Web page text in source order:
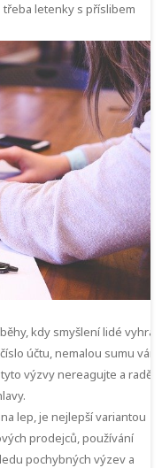
letenky s příslibem
kdy smyšlení lidé vyhrají
účtu, nemalou sumu vám
výzvy nereagujte a raději
lep, je nejlepší variantou
prodejců, používání
pochybných výzev a